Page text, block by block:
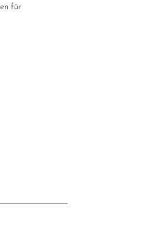
für